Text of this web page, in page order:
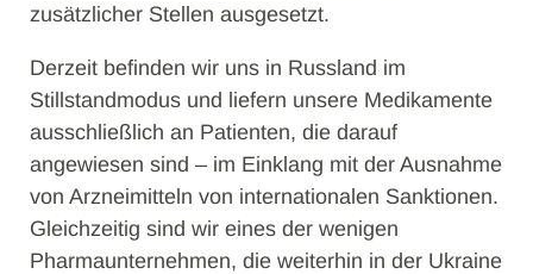
zusätzlicher Stellen ausgesetzt.
Derzeit befinden wir uns in Russland im
Stillstandmodus und liefern unsere Medikamente
ausschließlich an Patienten, die darauf
angewiesen sind – im Einklang mit der Ausnahme
von Arzneimitteln von internationalen Sanktionen.
Gleichzeitig sind wir eines der wenigen
Pharmaunternehmen, die weiterhin in der Ukraine